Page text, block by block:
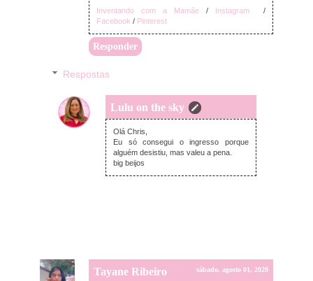
Inventando com a Mamãe / Instagram
/
Facebook / Pinterest
Responder
Respostas
Lulu on the sky
domingo, agosto 02, 2020
Olá Chris,
Eu só consegui o ingresso porque
alguém desistiu, mas valeu a pena.
big beijos
Tayane Ribeiro sábado, agosto 01, 2020